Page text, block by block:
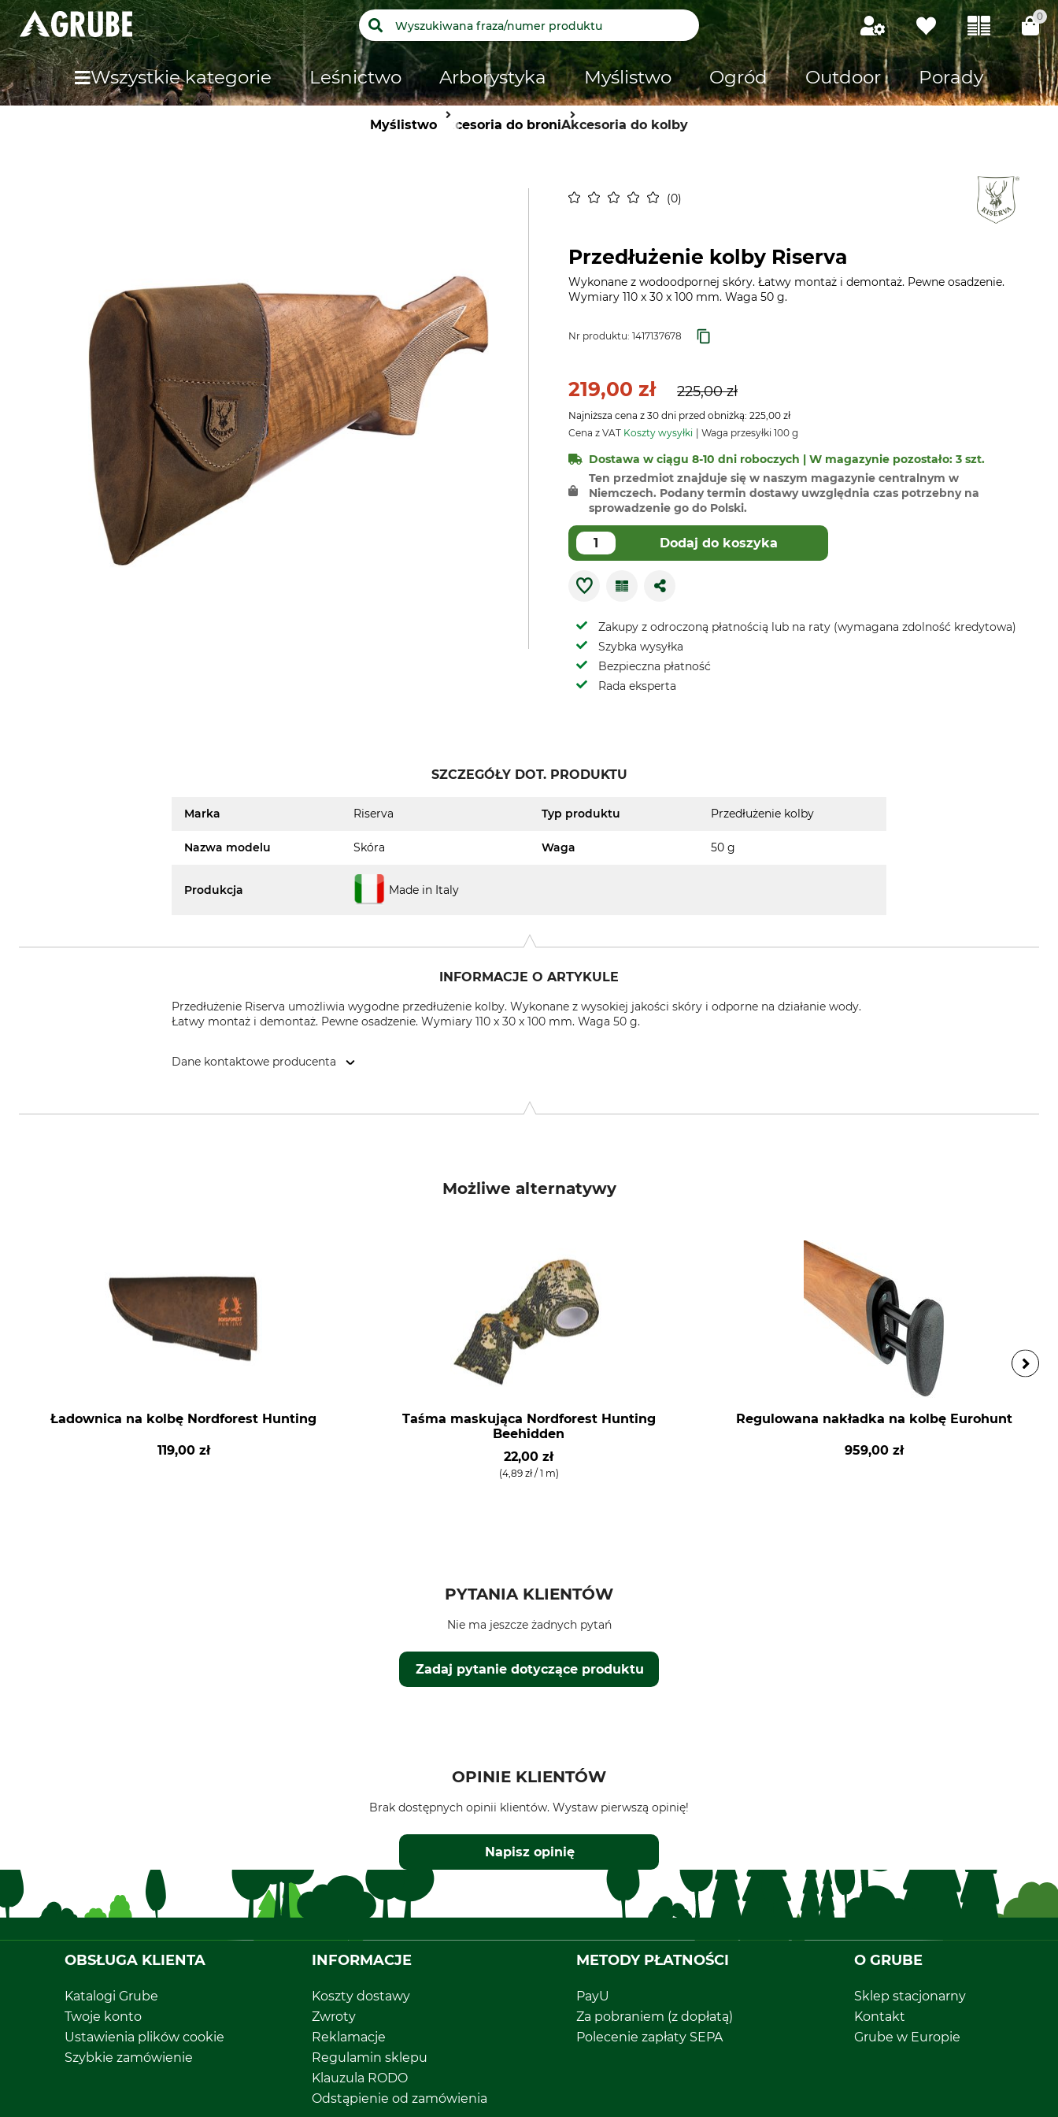
0
Wszystkie kategorie Leśnictwo Arborystyka Myślistwo Ogród Outdoor Porady
Myślistwo Akcesoria do broniAkcesoria do kolby
0
Przedłużenie kolby Riserva
Wykonane z wodoodpornej skóry. Łatwy montaż i demontaż. Pewne osadzenie.
Wymiary 110 x 30 x 100 mm. Waga 50 g.
Nr produktu: 1417137678
219,00 zł 225,00 zł
Najniższa cena z 30 dni przed obniżką: 225,00 zł
Cena z VAT Koszty wysyłki Waga przesyłki 100 g
Dostawa w ciągu 8-10 dni roboczych | W magazynie pozostało: 3 szt.
Ten przedmiot znajduje się w naszym magazynie centralnym w
Niemczech. Podany termin dostawy uwzględnia czas potrzebny na
sprowadzenie go do Polski.
Dodaj do koszyka
Zakupy z odroczoną płatnością lub na raty (wymagana zdolność kredytowa)
Szybka wysyłka
Bezpieczna płatność
Rada eksperta
SZCZEGÓŁY DOT. PRODUKTU
Marka Riserva Typ produktu Przedłużenie kolby
Nazwa modelu Skóra Waga 50 g
Produkcja Made in Italy
INFORMACJE O ARTYKULE
Przedłużenie Riserva umożliwia wygodne przedłużenie kolby. Wykonane z wysokiej jakości skóry i odporne na działanie wody.
Łatwy montaż i demontaż. Pewne osadzenie. Wymiary 110 x 30 x 100 mm. Waga 50 g.
Dane kontaktowe producenta
Możliwe alternatywy
Ładownica na kolbę Nordforest Hunting
119,00 zł
Taśma maskująca Nordforest Hunting
Beehidden
22,00 zł
(4,89 zł / 1 m)
Regulowana nakładka na kolbę Eurohunt
959,00 zł
PYTANIA KLIENTÓW
Zadaj pytanie dotyczące produktu
Nie ma jeszcze żadnych pytań
OPINIE KLIENTÓW
Brak dostępnych opinii klientów. Wystaw pierwszą opinię!
Napisz opinię
OBSŁUGA KLIENTA
Katalogi Grube
Twoje konto
Ustawienia plików cookie
Szybkie zamówienie
INFORMACJE
Koszty dostawy
Zwroty
Reklamacje
Regulamin sklepu
Klauzula RODO
Odstąpienie od zamówienia
METODY PŁATNOŚCI
PayU
Za pobraniem (z dopłatą)
Polecenie zapłaty SEPA
O GRUBE
Sklep stacjonarny
Kontakt
Grube w Europie